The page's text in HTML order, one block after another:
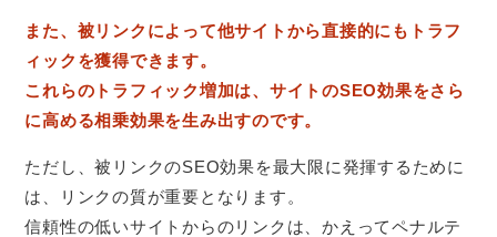
また、被リンクによって他サイトから直接的にもトラフ
ィックを獲得できます。
これらのトラフィック増加は、サイトのSEO効果をさら
に高める相乗効果を生み出すのです。
ただし、被リンクのSEO効果を最大限に発揮するために
は、リンクの質が重要となります。
信頼性の低いサイトからのリンクは、かえってペナルテ